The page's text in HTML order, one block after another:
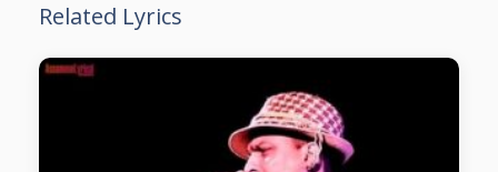
Related Lyrics